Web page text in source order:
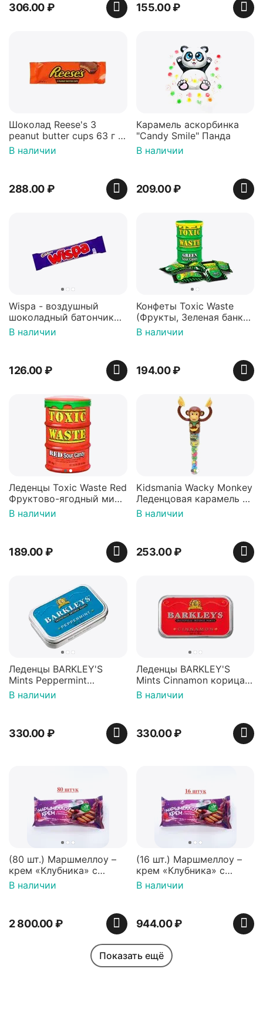
306.00₽ 155.00₽
Шоколад Reese's 3
peanut butter cups 63 г с
арахисовой пастой
В наличии
288.00₽
Карамель аскорбинка
"Candy Smile" Панда
В наличии
209.00₽
Wispa - воздушный
шоколадный батончик
36 гр
В наличии
126.00₽
Конфеты Toxic Waste
(Фрукты, Зеленая банка,
42 гр).
В наличии
194.00₽
Леденцы Toxic Waste Red
Фруктово-ягодный микс
Красная банка 42 г,
Пакистан
В наличии
189.00₽
Kidsmania Wacky Monkey
Леденцовая карамель с
игрушкой Ваки Манки
12г, Китай
В наличии
253.00₽
Леденцы BARKLEY'S
Mints Peppermint
перечная мята 50г,
Нидерланды
В наличии
330.00₽
Леденцы BARKLEY'S
Mints Cinnamon корица
50г, Нидерланды
В наличии
330.00₽
(80 шт.) Маршмеллоу –
крем «Клубника» с
палочками (ТМ
«Зефирный Лео»)
В наличии
2 800.00₽
(16 шт.) Маршмеллоу –
крем «Клубника» с
палочками (ТМ
«Зефирный Лео»)
В наличии
944.00₽
Показать ещё